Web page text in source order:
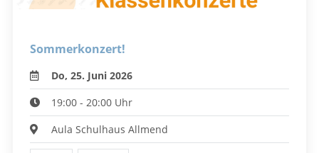
Sommerkonzert!
Do, 25. Juni 2026
19:00 - 20:00 Uhr
Aula Schulhaus Allmend